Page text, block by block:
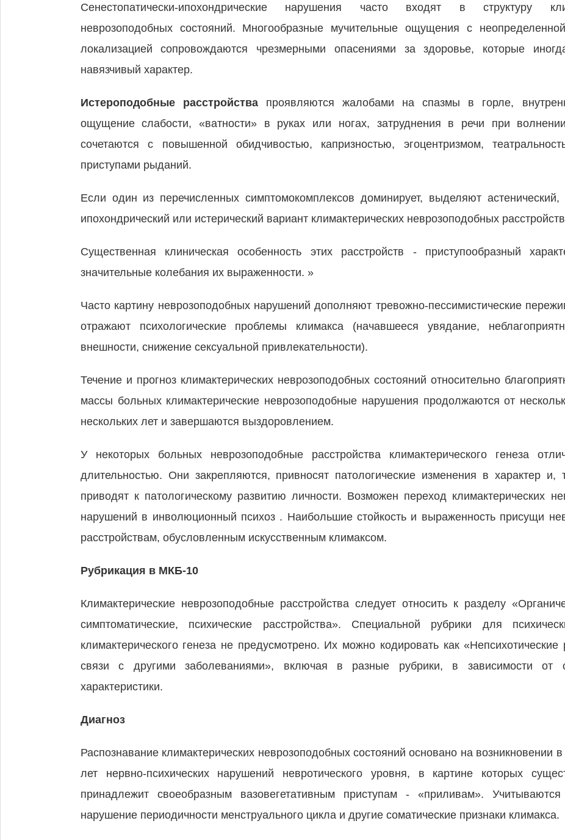
Сенестопатически-ипохондрические нарушения часто входят в структуру
неврозоподобных состояний. Многообразные мучительные ощущения с
локализацией сопровождаются чрезмерными опасениями за здоровье, которые
навязчивый характер.
Истероподобные расстройствапроявляются жалобами на спазмы в горле,
ощущение слабости, «ватности» в руках или ногах, затруднения в речи при
сочетаются с повышенной обидчивостью, капризностью, эгоцентризмом,
приступами рыданий.
Если один из перечисленных симптомокомплексов доминирует, выделяют астенический,
ипохондрический или истерический вариант климактерических неврозоподобных
Существенная клиническая особенность этих расстройств - приступообразный
значительные колебания их выраженности. »
Часто картину неврозоподобных нарушений дополняют тревожно-пессимистические
отражают психологические проблемы климакса (начавшееся увядание,
внешности, снижение сексуальной привлекательности).
Течение и прогноз климактерических неврозоподобных состояний относительно
массы больных климактерические неврозоподобные нарушения продолжаются от
нескольких лет и завершаются выздоровлением.
У некоторых больных неврозоподобные расстройства климактерического генеза
длительностью. Они закрепляются, привносят патологические изменения в характер и,
приводят к патологическому развитию личности. Возможен переход климактерических
нарушений в инволюционный психоз . Наибольшие стойкость и выраженность присущи
расстройствам, обусловленным искусственным климаксом.
Рубрикация в МКБ-10
Климактерические неврозоподобные расстройства следует относить к разделу
симптоматические, психические расстройства». Специальной рубрики для
климактерического генеза не предусмотрено. Их можно кодировать как «Непсихотические
связи с другими заболеваниями», включая в разные рубрики, в зависимости от
характеристики.
Диагноз
Распознавание климактерических неврозоподобных состояний основано на возникновении
лет нервно-психических нарушений невротического уровня, в картине которых
принадлежит своеобразным вазовегетативным приступам - «приливам». Учитываются
нарушение периодичности менструального цикла и другие соматические признаки климакса.